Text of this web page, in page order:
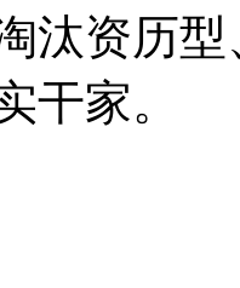
汰资历
干家。